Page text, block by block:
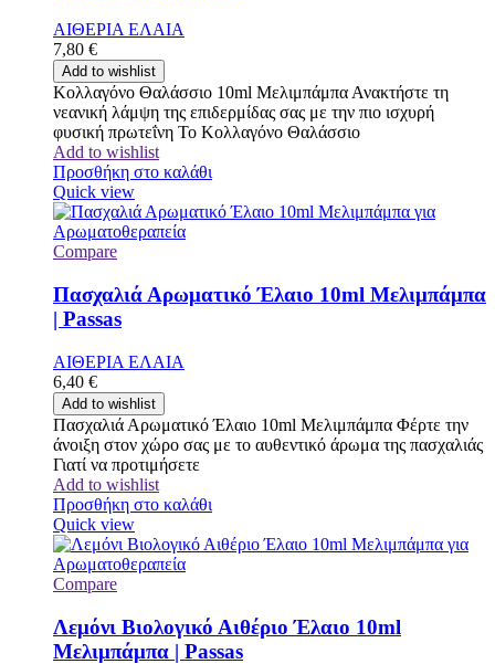
ΑΙΘΕΡΙΑ ΕΛΑΙΑ
7,80 €
Add to wishlist
Κολλαγόνο Θαλάσσιο 10ml Μελιμπάμπα Ανακτήστε τη
νεανική λάμψη της επιδερμίδας σας με την πιο ισχυρή
φυσική πρωτεΐνη Το Κολλαγόνο Θαλάσσιο
Add to wishlist
Προσθήκη στο καλάθι
Quick view
Compare
Πασχαλιά Αρωματικό Έλαιο 10ml Μελιμπάμπα
| Passas
ΑΙΘΕΡΙΑ ΕΛΑΙΑ
6,40 €
Add to wishlist
Πασχαλιά Αρωματικό Έλαιο 10ml Μελιμπάμπα Φέρτε την
άνοιξη στον χώρο σας με το αυθεντικό άρωμα της πασχαλιάς
Γιατί να προτιμήσετε
Add to wishlist
Προσθήκη στο καλάθι
Quick view
Compare
Λεμόνι Βιολογικό Αιθέριο Έλαιο 10ml
Μελιμπάμπα | Passas